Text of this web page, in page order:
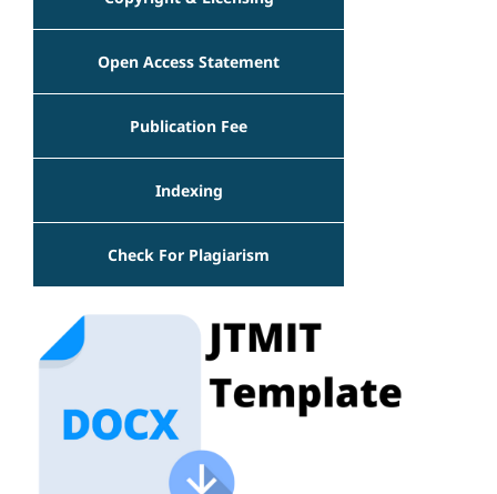
Open Access Statement
Publication Fee
Indexing
Check For Plagiarism